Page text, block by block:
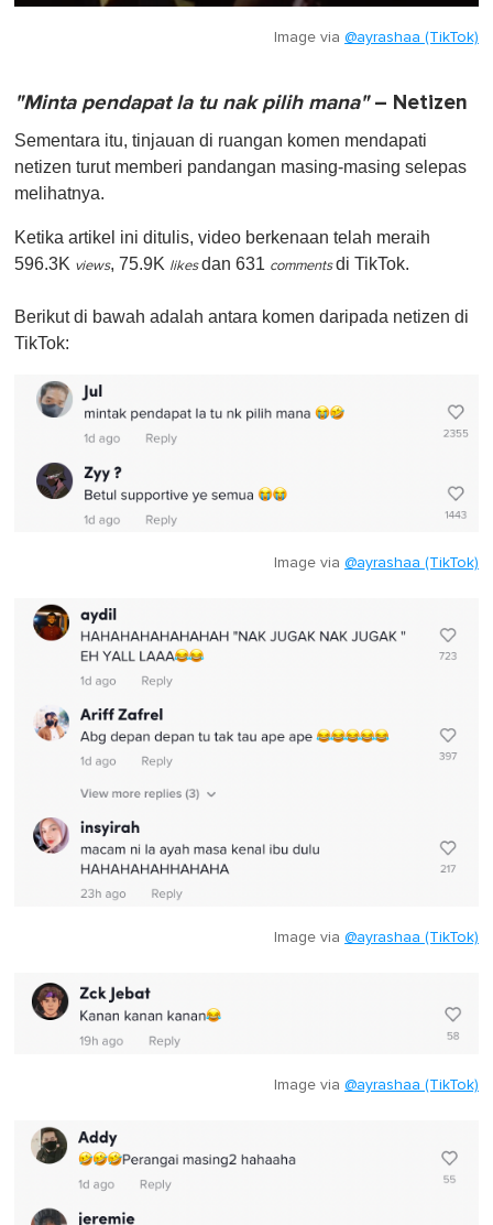
Image via @ayrashaa (TikTok)
"Minta pendapat la tu nak pilih mana"– Netizen
Sementara itu, tinjauan di ruangan komen mendapati
netizen turut memberi pandangan masing-masing selepas
melihatnya.
Ketika artikel ini ditulis, video berkenaan telah meraih
596.3K views, 75.9K likesdan 631 commentsdi TikTok.
Berikut di bawah adalah antara komen daripada netizen di
TikTok:
Image via @ayrashaa (TikTok)
Image via @ayrashaa (TikTok)
Image via @ayrashaa (TikTok)